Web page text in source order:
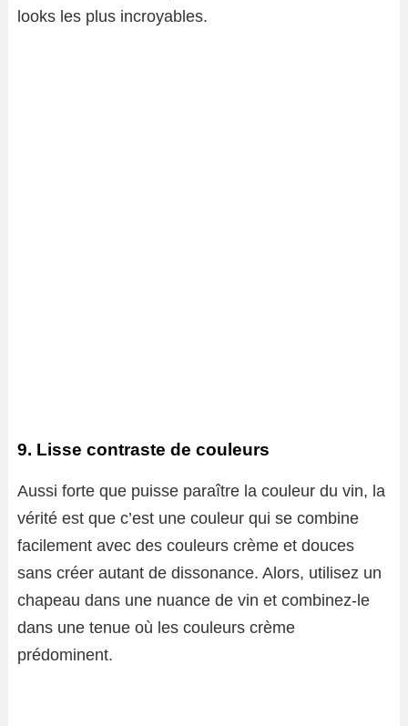
looks les plus incroyables.
9. Lisse contraste de couleurs
Aussi forte que puisse paraître la couleur du vin, la
vérité est que c’est une couleur qui se combine
facilement avec des couleurs crème et douces
sans créer autant de dissonance. Alors, utilisez un
chapeau dans une nuance de vin et combinez-le
dans une tenue où les couleurs crème
prédominent.